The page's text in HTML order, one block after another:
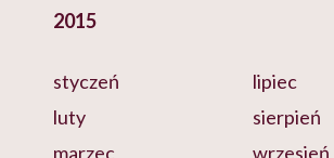
2015
styczeń
luty
marzec
lipiec
sierpień
wrzesień